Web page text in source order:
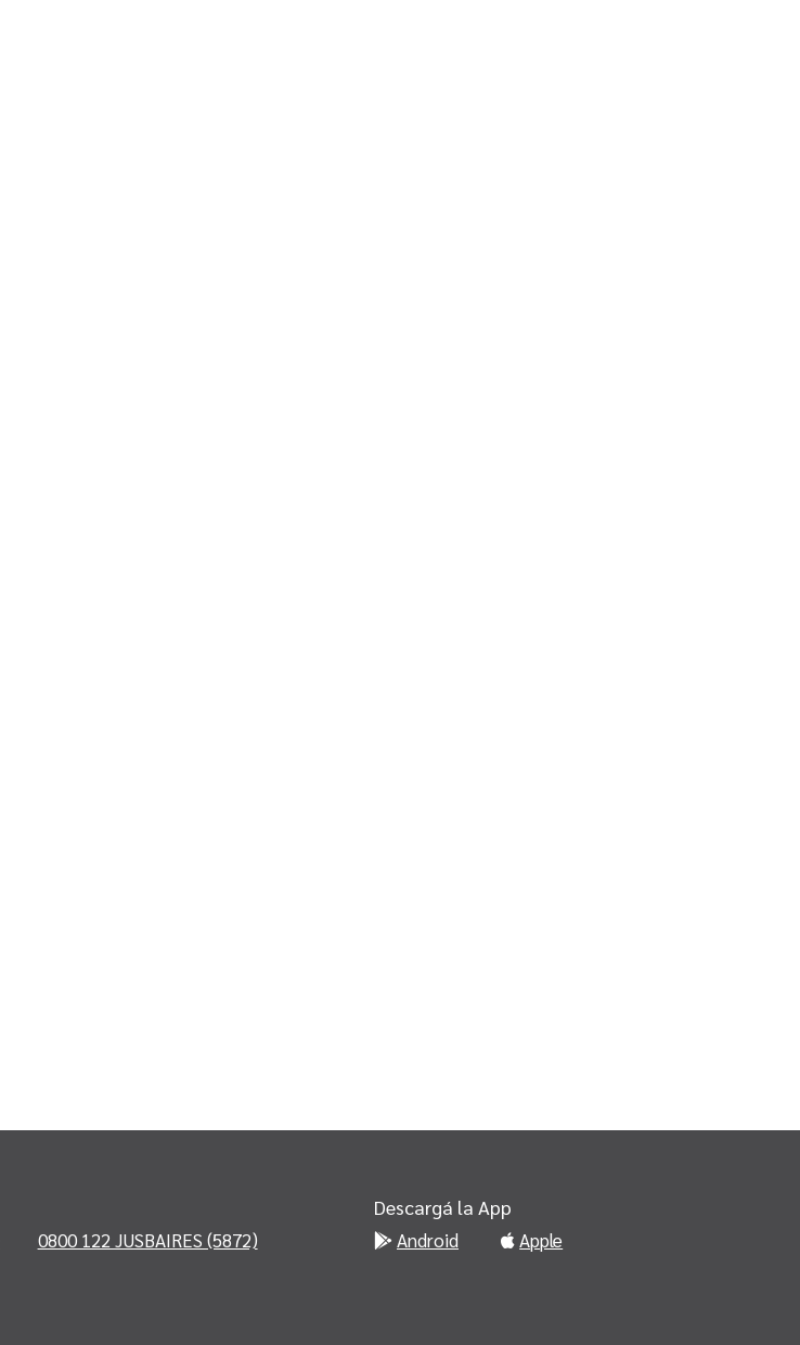
0800 122 JUSBAIRES (5872)
Descargá la App
Android Apple